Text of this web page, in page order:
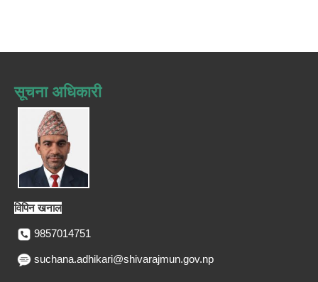
सूचना अधिकारी
विपिन खनाल
9857014751
suchana.adhikari@shivarajmun.gov.np